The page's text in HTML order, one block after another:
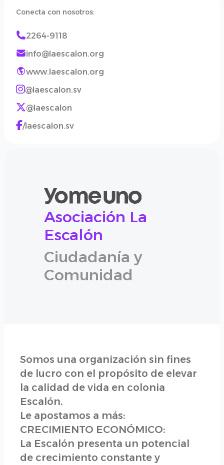
Conecta con nosotros:
2264-9118
info@laescalon.org
www.laescalon.org
@laescalon.sv
@laescalon
/laescalon.sv
Asociación La
Escalón
Ciudadanía y
Comunidad
Somos una organización sin fines
de lucro con el propósito de elevar
la calidad de vida en colonia
Escalón.
Le apostamos a más:
CRECIMIENTO ECONÓMICO:
La Escalón presenta un potencial
de crecimiento constante y